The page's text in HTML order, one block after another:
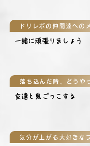
ドリレボの仲間達への
一緒に頑張りましょう
落ち込んだ時、どうや
友達と鬼ごっこする
気分が上がる大好きな